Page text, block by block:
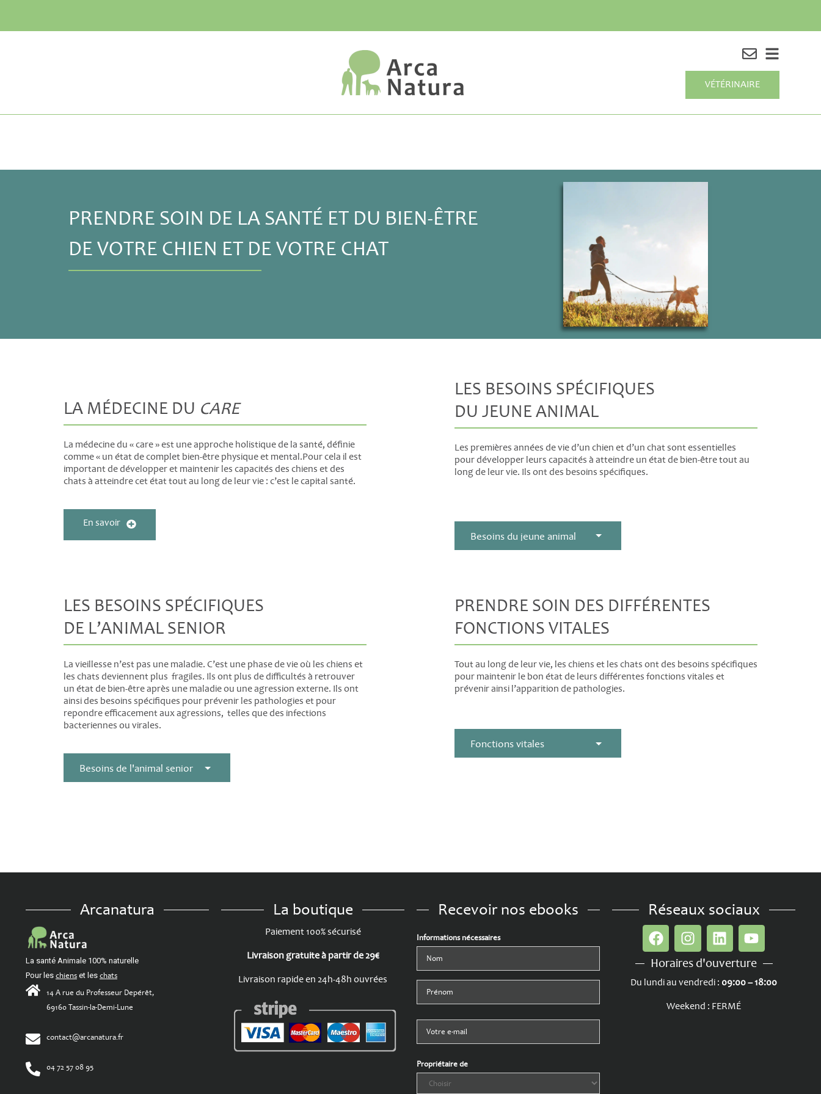
VÉTÉRINAIRE
PRENDRE SOIN DE LA SANTÉ ET DU BIEN-ÊTRE
DE VOTRE CHIEN ET DE VOTRE CHAT
LA MÉDECINE DU CARE
La médecine du « care » est une approche holistique de la santé, définie
comme « un état de complet bien-être physique et mental.Pour cela il est
important de développer et maintenir les capacités des chiens et des
chats à atteindre cet état tout au long de leur vie : c’est le capital santé.
En savoir
LES BESOINS SPÉCIFIQUES
DU JEUNE ANIMAL
Les premières années de vie d’un chien et d’un chat sont essentielles
pour développer leurs capacités à atteindre un état de bien-être tout au
long de leur vie. Ils ont des besoins spécifiques.
LES BESOINS SPÉCIFIQUES
DE L’ANIMAL SENIOR
La vieillesse n’est pas une maladie. C’est une phase de vie où les chiens et
les chats deviennent plus fragiles. Ils ont plus de difficultés à retrouver
un état de bien-être après une maladie ou une agression externe. Ils ont
ainsi des besoins spécifiques pour prévenir les pathologies et pour
repondre efficacement aux agressions, telles que des infections
bacteriennes ou virales.
PRENDRE SOIN DES DIFFÉRENTES
FONCTIONS VITALES
Tout au long de leur vie, les chiens et les chats ont des besoins spécifiques
pour maintenir le bon état de leurs différentes fonctions vitales et
prévenir ainsi l’apparition de pathologies.
Arcanatura
La santé Animale 100% naturelle
Pour les chiens et les chats
14 A rue du Professeur Depérêt,
69160 Tassin-la-Demi-Lune
contact@arcanatura.fr
04 72 57 08 95
La boutique
Paiement 100% sécurisé
Livraison gratuite à partir de 29€
Livraison rapide en 24h-48h ouvrées
Recevoir nos ebooks
Informations nécessaires
Propriétaire de
Réseaux sociaux
Horaires d'ouverture
Du lundi au vendredi : 09:00 – 18:00
Weekend : FERMÉ